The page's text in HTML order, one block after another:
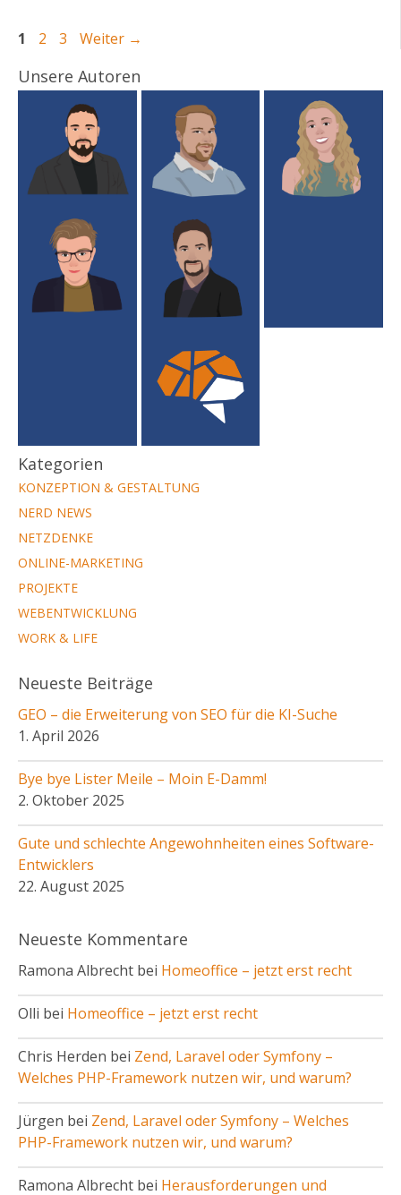
Seite
1 Seite
2 Seite
3 Weiter →
Unsere Autoren
Kategorien
KONZEPTION & GESTALTUNG
NERD NEWS
NETZDENKE
ONLINE-MARKETING
PROJEKTE
WEBENTWICKLUNG
WORK & LIFE
Neueste Beiträge
GEO – die Erweiterung von SEO für die KI-Suche
1. April 2026
Bye bye Lister Meile – Moin E-Damm!
2. Oktober 2025
Gute und schlechte Angewohnheiten eines Software-
Entwicklers
22. August 2025
Neueste Kommentare
Ramona Albrecht bei Homeoffice – jetzt erst recht
Olli bei Homeoffice – jetzt erst recht
Chris Herden bei Zend, Laravel oder Symfony –
Welches PHP-Framework nutzen wir, und warum?
Jürgen bei Zend, Laravel oder Symfony – Welches
PHP-Framework nutzen wir, und warum?
Ramona Albrecht bei Herausforderungen und